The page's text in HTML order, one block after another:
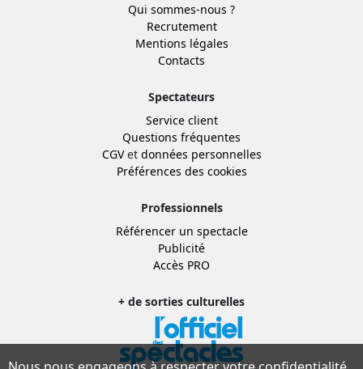
Qui sommes-nous ?
Recrutement
Mentions légales
Contacts
Spectateurs
Service client
Questions fréquentes
CGVet données personnelles
Préférences des cookies
Professionnels
Référencer un spectacle
Publicité
Accès PRO
+ de sorties culturelles